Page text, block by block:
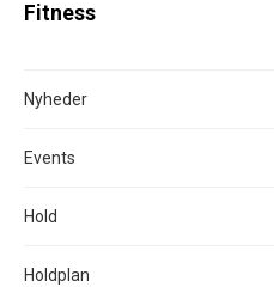
Fitness
Nyheder
Events
Hold
Holdplan